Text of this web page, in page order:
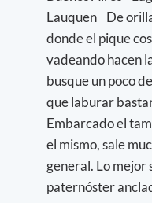
Lauquen De
donde el pique
vadeando hacen
busque un poco
que laburar
Embarcado el
el mismo, sale
general. Lo mejor
paternóster